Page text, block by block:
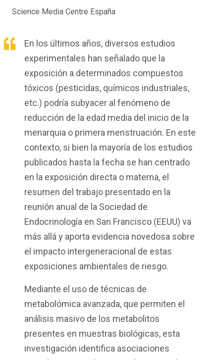
Science Media Centre España
En los últimos años, diversos estudios
experimentales han señalado que la
exposición a determinados compuestos
tóxicos (pesticidas, químicos industriales,
etc.) podría subyacer al fenómeno de
reducción de la edad media del inicio de la
menarquia o primera menstruación. En este
contexto, si bien la mayoría de los estudios
publicados hasta la fecha se han centrado
en la exposición directa o materna, el
resumen del trabajo presentado en la
reunión anual de la Sociedad de
Endocrinología en San Francisco (EEUU) va
más allá y aporta evidencia novedosa sobre
el impacto intergeneracional de estas
exposiciones ambientales de riesgo.
Mediante el uso de técnicas de
metabolómica avanzada, que permiten el
análisis masivo de los metabolitos
presentes en muestras biológicas, esta
investigación identifica asociaciones